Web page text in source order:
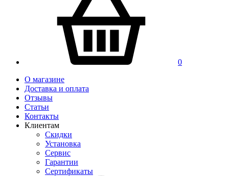
0
О магазине
Доставка и оплата
Отзывы
Статьи
Контакты
Клиентам
Скидки
Установка
Сервис
Гарантии
Сертификаты